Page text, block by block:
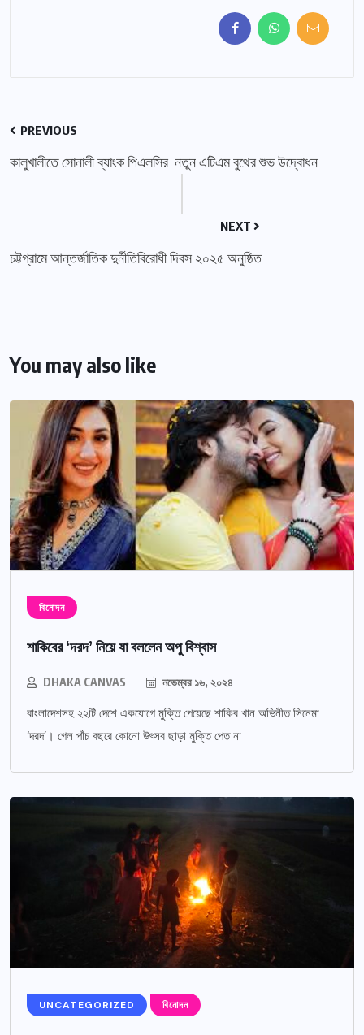
PREVIOUS
কালুখালীতে সোনালী ব্যাংক পিএলসির নতুন এটিএম বুথের শুভ উদ্বোধন
NEXT
চট্টগ্রামে আন্তর্জাতিক দুর্নীতিবিরোধী দিবস ২০২৫ অনুষ্ঠিত
You may also like
বিনোদন
শাকিবের ‘দরদ’ নিয়ে যা বললেন অপু বিশ্বাস
DHAKA CANVAS নভেম্বর ১৬, ২০২৪
বাংলাদেশসহ ২২টি দেশে একযোগে মুক্তি পেয়েছে শাকিব খান অভিনীত সিনেমা
‘দরদ’। গেল পাঁচ বছরে কোনো উৎসব ছাড়া মুক্তি পেত না
UNCATEGORIZED বিনোদন